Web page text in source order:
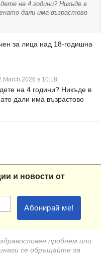
на 4 години? Никъде в
дали има възрастово
за лица над 18-годишна
March 2026 в 10:18
на 4 години? Никъде в
дали има възрастово
и новости от
проблем или
се обръщайте за